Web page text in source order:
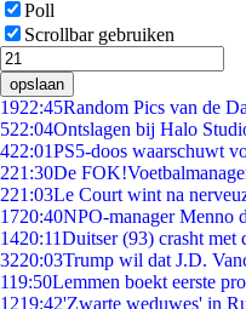
Poll
Scrollbar gebruiken
opslaan
1922:45Random Pics van de
522:04Ontslagen bij Halo
422:01PS5-doos waarschuwt
221:30De
221:03Le Court wint na
1720:40NPO-manager Menno
1420:11Duitser (93) crasht met
3220:03Trump wil dat J.D.
119:50Lemmen boekt eerste
1219:42'Zwarte weduwes' in